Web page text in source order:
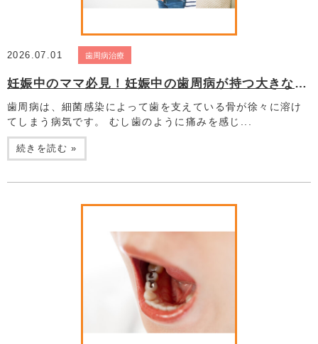
2026.07.01 歯周病治療
妊娠中のママ必見！妊娠中の歯周病が持つ大きなリスクとは？
歯周病は、細菌感染によって歯を支えている骨が徐々に溶け
てしまう病気です。 むし歯のように痛みを感じ...
続きを読む »